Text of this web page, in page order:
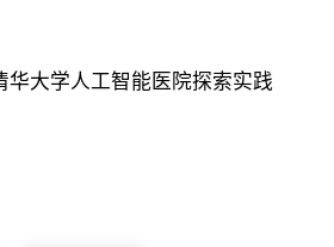
华大学人工智能医院探索实践